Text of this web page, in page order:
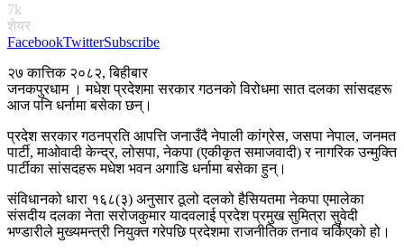
7k
शेयर
FacebookTwitterSubscribe
२७ कात्तिक २०८२, बिहीबार
जनकपुरधाम । मधेश प्रदेशमा सरकार गठनको विरोधमा सात दलका सांसदहरू
आज पनि धर्नामा बसेका छन्।
प्रदेश सरकार गठनप्रति आपत्ति जनाउँदै नेपाली कांग्रेस, जसपा नेपाल, जनमत
पार्टी, माओवादी केन्द्र, लोसपा, नेकपा (एकीकृत समाजवादी) र नागरिक उन्मुक्ति
पार्टीका सांसदहरू मधेश भवन अगाडि धर्नामा बसेका हुन्।
संविधानको धारा १६८(३) अनुसार ठूलो दलको हैसियतमा नेकपा एमालेका
संसदीय दलका नेता सरोजकुमार यादवलाई प्रदेश प्रमुख सुमित्रा सुवेदी
भण्डारीले मुख्यमन्त्री नियुक्त गरेपछि प्रदेशमा राजनीतिक तनाव चर्किएको हो।